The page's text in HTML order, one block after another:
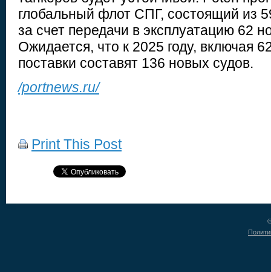
глобальный флот СПГ, состоящий из
за счет передачи в эксплуатацию 62
Ожидается, что к 2025 году, включая
поставки составят 136 новых судов.
/portnews.ru/
Print This Post